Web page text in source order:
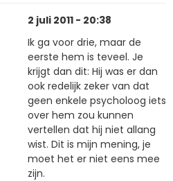
2 juli 2011 - 20:38
Ik ga voor drie, maar de
eerste hem is teveel. Je
krijgt dan dit: Hij was er dan
ook redelijk zeker van dat
geen enkele psycholoog iets
over hem zou kunnen
vertellen dat hij niet allang
wist. Dit is mijn mening, je
moet het er niet eens mee
zijn.